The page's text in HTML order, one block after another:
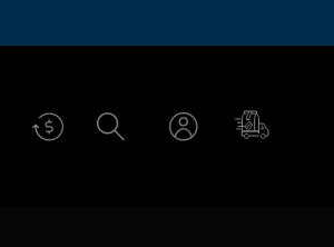
Fazer
login
Carrinho